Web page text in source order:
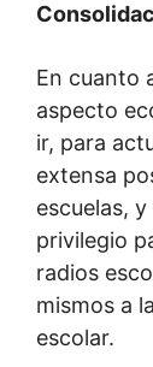
En cuanto
aspecto
ir, para
extensa
escuelas,
privilegio
radios
mismos a
escolar.